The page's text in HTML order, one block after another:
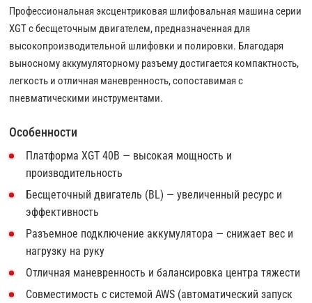
Профессиональная эксцентриковая шлифовальная машина серии
XGT с бесщеточным двигателем, предназначенная для
высокопроизводительной шлифовки и полировки. Благодаря
выносному аккумуляторному разъему достигается компактность,
легкость и отличная маневренность, сопоставимая с
пневматическими инструментами.
Особенности
Платформа XGT 40В — высокая мощность и
производительность
Бесщеточный двигатель (BL) — увеличенный ресурс и
эффективность
Разъемное подключение аккумулятора — снижает вес и
нагрузку на руку
Отличная маневренность и балансировка центра тяжести
Совместимость с системой AWS (автоматический запуск